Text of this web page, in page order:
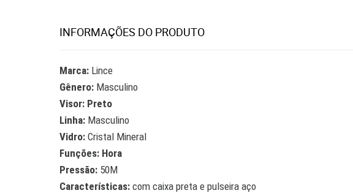
INFORMAÇÕES DO PRODUTO
Marca: Lince
Gênero: Masculino
Visor: Preto
Linha: Masculino
Vidro: Cristal Mineral
Funções: Hora
Pressão: 50M
Características: com caixa preta e pulseira aço